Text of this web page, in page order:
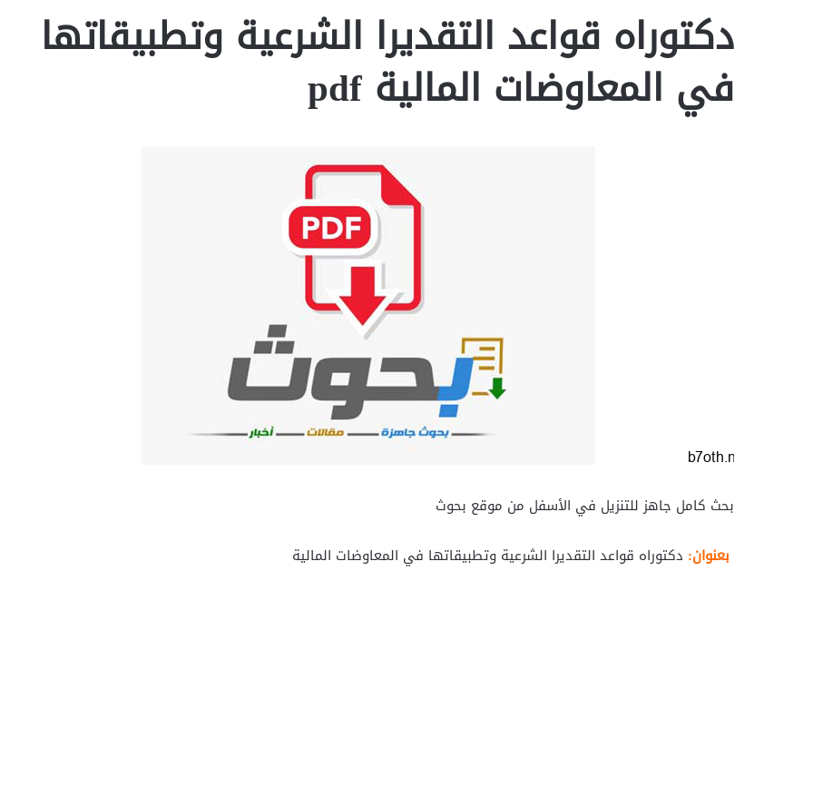
دكتوراه قواعد التقديرا الشرعية وتطبيقاتها
في المعاوضات المالية pdf
بحث كامل جاهز للتنزيل في الأسفل من موقع بحوث
بعنوان: دكتوراه قواعد التقديرا الشرعية وتطبيقاتها في المعاوضات المالية